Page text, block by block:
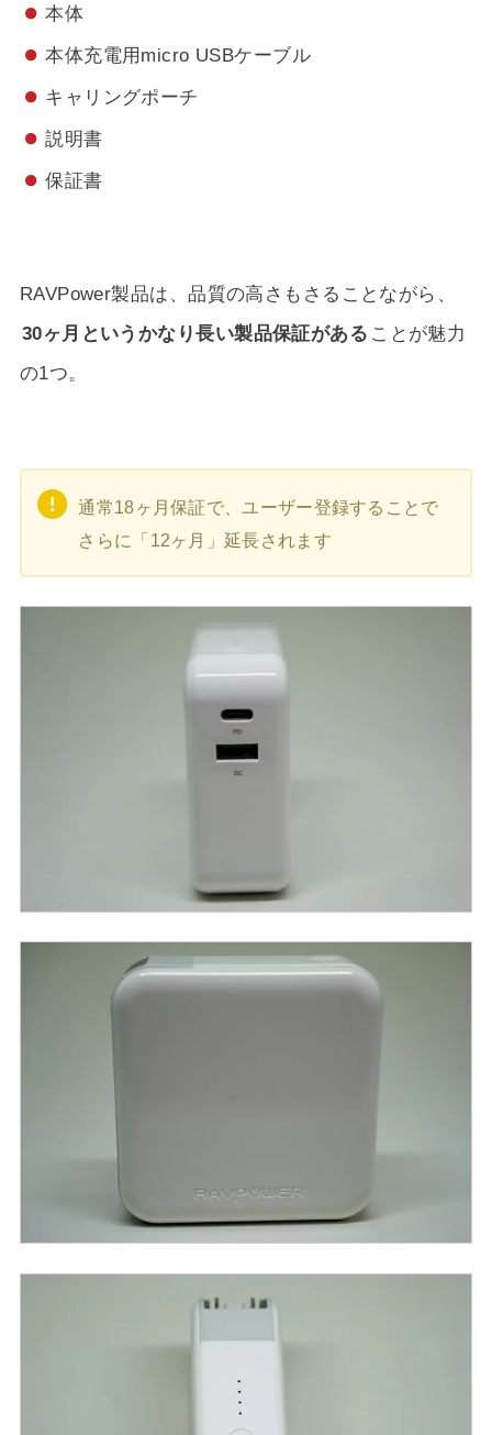
本体
本体充電用micro USBケーブル
キャリングポーチ
説明書
保証書
RAVPower製品は、品質の高さもさることながら、
30ヶ月というかなり長い製品保証がある ことが魅力
の1つ。
通常18ヶ月保証で、ユーザー登録することで
さらに「12ヶ月」延長されます